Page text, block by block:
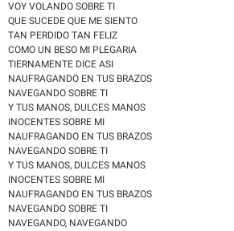
VOY VOLANDO SOBRE TI
QUE SUCEDE QUE ME SIENTO
TAN PERDIDO TAN FELIZ
COMO UN BESO MI PLEGARIA
TIERNAMENTE DICE ASI
NAUFRAGANDO EN TUS BRAZOS
NAVEGANDO SOBRE TI
Y TUS MANOS, DULCES MANOS
INOCENTES SOBRE MI
NAUFRAGANDO EN TUS BRAZOS
NAVEGANDO SOBRE TI
Y TUS MANOS, DULCES MANOS
INOCENTES SOBRE MI
NAUFRAGANDO EN TUS BRAZOS
NAVEGANDO SOBRE TI
NAVEGANDO, NAVEGANDO